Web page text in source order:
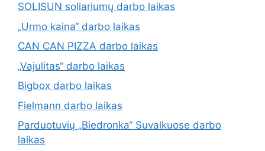
SOLISUN soliariumų darbo laikas
„Urmo kaina“ darbo laikas
CAN CAN PIZZA darbo laikas
„Vajulitas“ darbo laikas
Bigbox darbo laikas
Fielmann darbo laikas
Parduotuvių „Biedronka“ Suvalkuose darbo
laikas